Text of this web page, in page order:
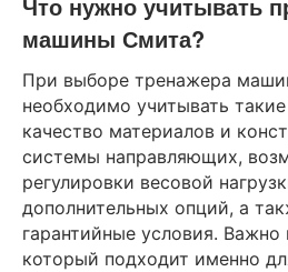
машины Смита?
При выборе тренажера
необходимо учитывать
качество материалов и
системы направляющих,
регулировки весовой
дополнительных опций, а
гарантийные условия.
который подходит именно